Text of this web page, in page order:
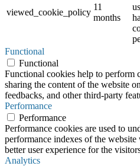
viewed_cookie_policy
11
months
Functional
Functional
Functional cookies help to perform
sharing the content of the website
feedbacks, and other third-party
Performance
Performance
Performance cookies are used to
performance indexes of the
better user experience for the
Analytics